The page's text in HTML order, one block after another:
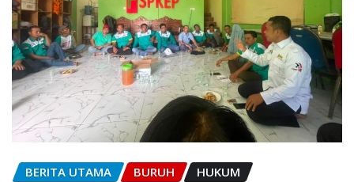
BERITA UTAMA BURUH
HUKUM